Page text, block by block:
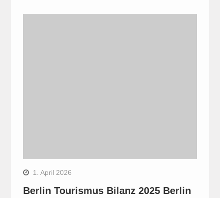
1. April 2026
Berlin Tourismus Bilanz 2025 Berlin